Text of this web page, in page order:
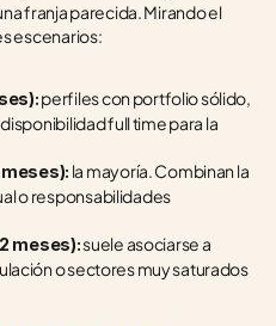
franja parecida. Mirando el
escenarios:
perfiles con portfolio sólido,
full time para la
la mayoría. Combinan la
o responsabilidades
meses): suele asociarse a
o sectores muy saturados